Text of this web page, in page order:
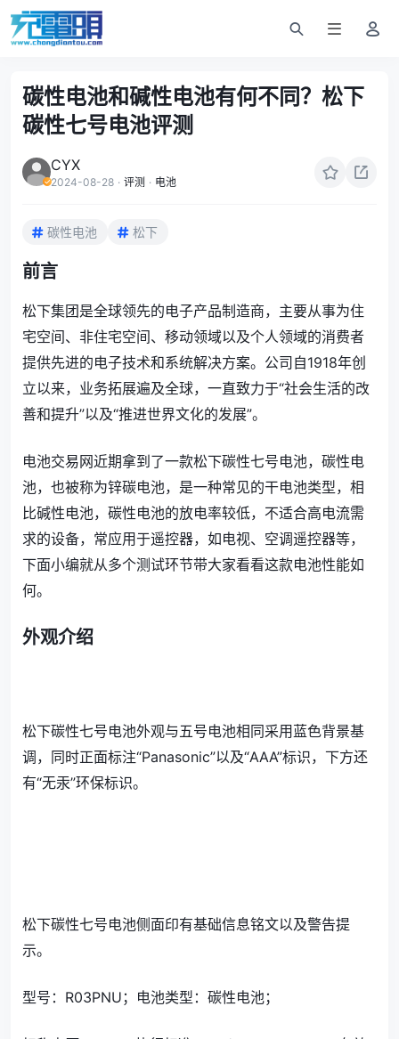
碳性电池和碱性电池有何不同？松下
碳性七号电池评测
CYX
2024-08-28 · 评测 · 电池
碳性电池 松下
前言
松下集团是全球领先的电子产品制造商，主要从事为住
宅空间、非住宅空间、移动领域以及个人领域的消费者
提供先进的电子技术和系统解决方案。公司自1918年创
立以来，业务拓展遍及全球，一直致力于“社会生活的改
善和提升”以及“推进世界文化的发展”。
电池交易网近期拿到了一款松下碳性七号电池，碳性电
池，也被称为锌碳电池，是一种常见的干电池类型，相
比碱性电池，碳性电池的放电率较低，不适合高电流需
求的设备，常应用于遥控器，如电视、空调遥控器等，
下面小编就从多个测试环节带大家看看这款电池性能如
何。
外观介绍
松下碳性七号电池外观与五号电池相同采用蓝色背景基
调，同时正面标注“Panasonic”以及“AAA”标识，下方还
有“无汞”环保标识。
松下碳性七号电池侧面印有基础信息铭文以及警告提
示。
型号：R03PNU；电池类型：碳性电池；